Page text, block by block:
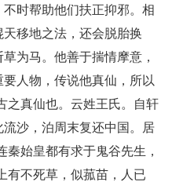
时帮助他们扶正抑邪。相
移地之法，还会脱胎换
为马。他善于揣情摩意，
人物，传说他真仙，所以
之真仙也。云姓王氏。自轩
沙，泊周末复还中国。居
秦始皇都有求于鬼谷先生，
有不死草，似菰苗，人已